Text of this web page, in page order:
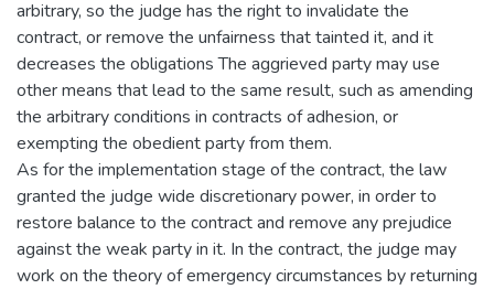
arbitrary, so the judge has the right to invalidate the
contract, or remove the unfairness that tainted it, and it
decreases the obligations The aggrieved party may use
other means that lead to the same result, such as amending
the arbitrary conditions in contracts of adhesion, or
exempting the obedient party from them.
As for the implementation stage of the contract, the law
granted the judge wide discretionary power, in order to
restore balance to the contract and remove any prejudice
against the weak party in it. In the contract, the judge may
work on the theory of emergency circumstances by returning